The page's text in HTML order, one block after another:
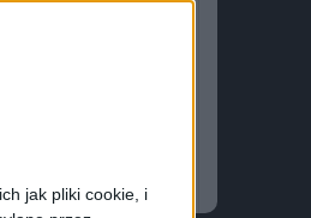
jak pliki cookie, i